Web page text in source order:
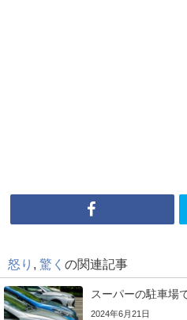
怒り , 驚く の関連記事
スーパーの駐車場
2024年6月21日